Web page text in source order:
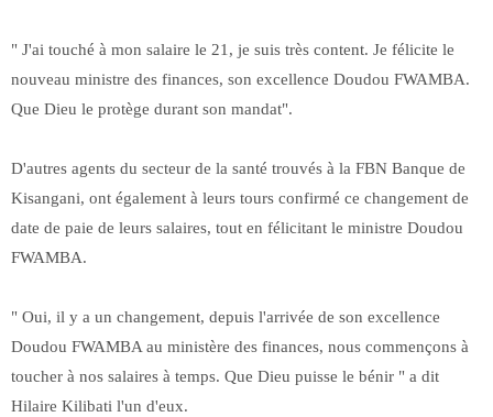
" J'ai touché à mon salaire le 21, je suis très content. Je félicite le
nouveau ministre des finances, son excellence Doudou FWAMBA.
Que Dieu le protège durant son mandat".
D'autres agents du secteur de la santé trouvés à la FBN Banque de
Kisangani, ont également à leurs tours confirmé ce changement de
date de paie de leurs salaires, tout en félicitant le ministre Doudou
FWAMBA.
" Oui, il y a un changement, depuis l'arrivée de son excellence
Doudou FWAMBA au ministère des finances, nous commençons à
toucher à nos salaires à temps. Que Dieu puisse le bénir " a dit
Hilaire Kilibati l'un d'eux.